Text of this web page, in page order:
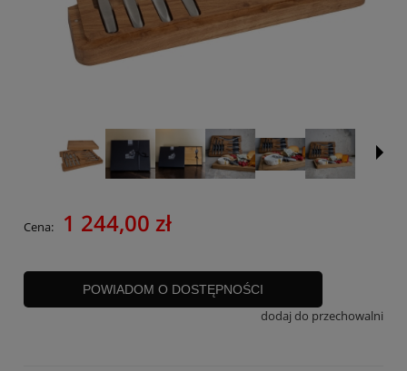
Cena: 1 244,00 zł
POWIADOM O DOSTĘPNOŚCI
dodaj do przechowalni